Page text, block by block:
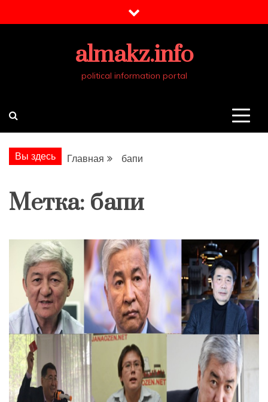
к
almakz.info
political information portal
Вы здесь Главная бапи
Метка: бапи